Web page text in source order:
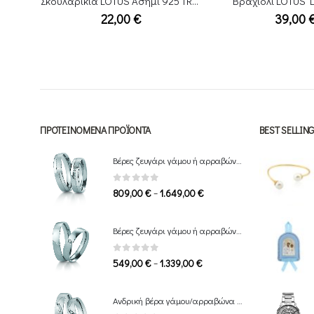
39,00€ 32,00
ΠΡΟΤΕΙΝΌΜΕΝΑ ΠΡΟΪΌΝΤΑ
0out of 5
809,00€ – 1.649,00€Price
through
0 out of 5
549,00€ – 1.339,00€Price
through
BEST